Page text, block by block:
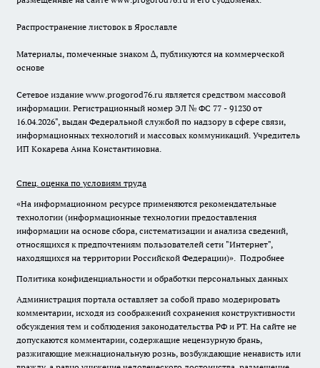
Распространение листовок в Ярославле
Материалы, помеченные знаком ∆, публикуются на коммерческой
основе
Сетевое издание www.progorod76.ru является средством массовой
информации. Регистрационный номер ЭЛ № ФС 77 - 91230 от
16.04.2026", выдан Федеральной службой по надзору в сфере связи,
информационных технологий и массовых коммуникаций. Учредитель
ИП Кокарева Анна Константиновна.
Спец. оценка по условиям труда
«На информационном ресурсе применяются рекомендательные
технологии (информационные технологии предоставления
информации на основе сбора, систематизации и анализа сведений,
относящихся к предпочтениям пользователей сети "Интернет",
находящихся на территории Российской Федерации)». Подробнее
Политика конфиденциальности и обработки персональных данных
Администрация портала оставляет за собой право модерировать
комментарии, исходя из соображений сохранения конструктивности
обсуждения тем и соблюдения законодательства РФ и РТ. На сайте не
допускаются комментарии, содержащие нецензурную брань,
разжигающие межнациональную рознь, возбуждающие ненависть или